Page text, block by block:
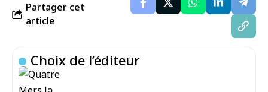
Partager cet
article
Choix de l’éditeur